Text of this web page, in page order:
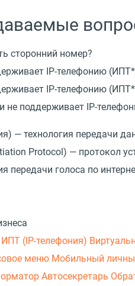
сторонний номер?
IP-телефонию
IP-телефонию
не поддерживает IP-
— технология передачи
Protocol) — протокол
передачи голоса по
ИПТ (IP-телефония)
меню Мобильный
Автосекретарь